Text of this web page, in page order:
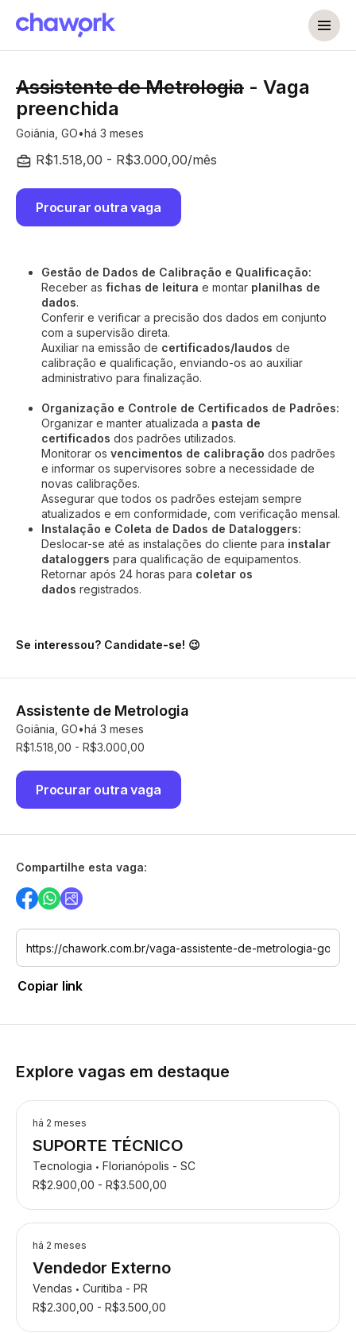
Assistente de Metrologia - Vaga
preenchida
Goiânia, GO há 3 meses
R$1.518,00 - R$3.000,00/mês
Procurar outra vaga
Gestão de Dados de Calibração e Qualificação:
Receber as fichas de leitura e montar planilhas de
dados.
Conferir e verificar a precisão dos dados em conjunto
com a supervisão direta.
Auxiliar na emissão de certificados/laudos de
calibração e qualificação, enviando-os ao auxiliar
administrativo para finalização.
Organização e Controle de Certificados de Padrões:
Organizar e manter atualizada a pasta de
certificados dos padrões utilizados.
Monitorar os vencimentos de calibração dos padrões
e informar os supervisores sobre a necessidade de
novas calibrações.
Assegurar que todos os padrões estejam sempre
atualizados e em conformidade, com verificação mensal.
Instalação e Coleta de Dados de Dataloggers:
Deslocar-se até as instalações do cliente para instalar
dataloggers para qualificação de equipamentos.
Retornar após 24 horas para coletar os
dados registrados.
Se interessou? Candidate-se! 😉
Assistente de Metrologia
Goiânia, GO há 3 meses
R$1.518,00 - R$3.000,00
Procurar outra vaga
Compartilhe esta vaga:
Copiar link
Explore vagas em destaque
há 2 meses
SUPORTE TÉCNICO
Tecnologia • Florianópolis - SC
R$2.900,00 - R$3.500,00
há 2 meses
Vendedor Externo
Vendas • Curitiba - PR
R$2.300,00 - R$3.500,00